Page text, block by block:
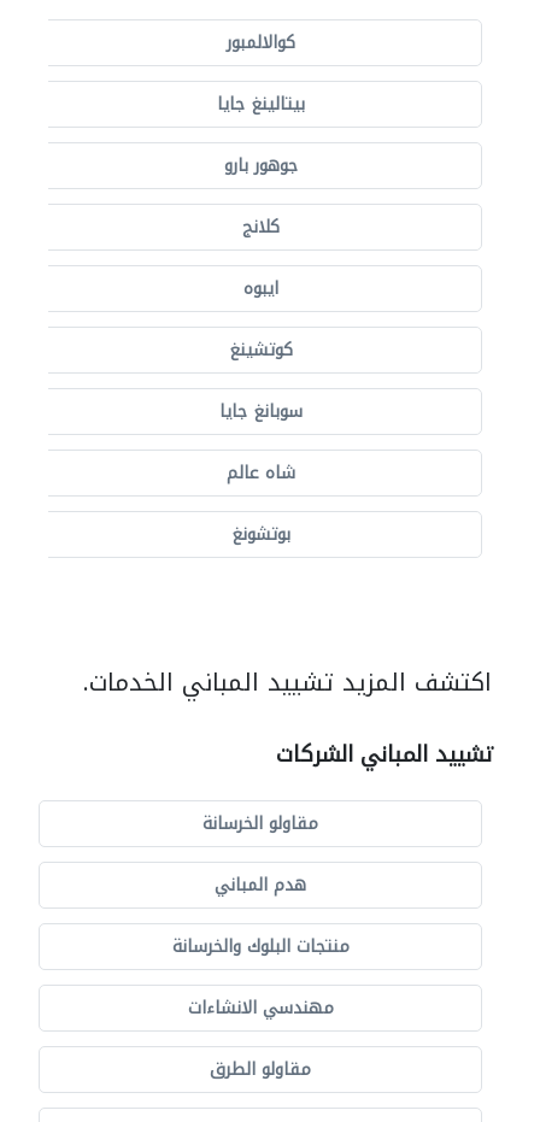
كوالالمبور
بيتالينغ جايا
جوهور بارو
كلانج
ايبوه
كوتشينغ
سوبانغ جايا
شاه عالم
بوتشونغ
اكتشف المزيد تشييد المباني الخدمات.
تشييد المباني الشركات
مقاولو الخرسانة
هدم المباني
منتجات البلوك والخرسانة
مهندسي الانشاءات
مقاولو الطرق